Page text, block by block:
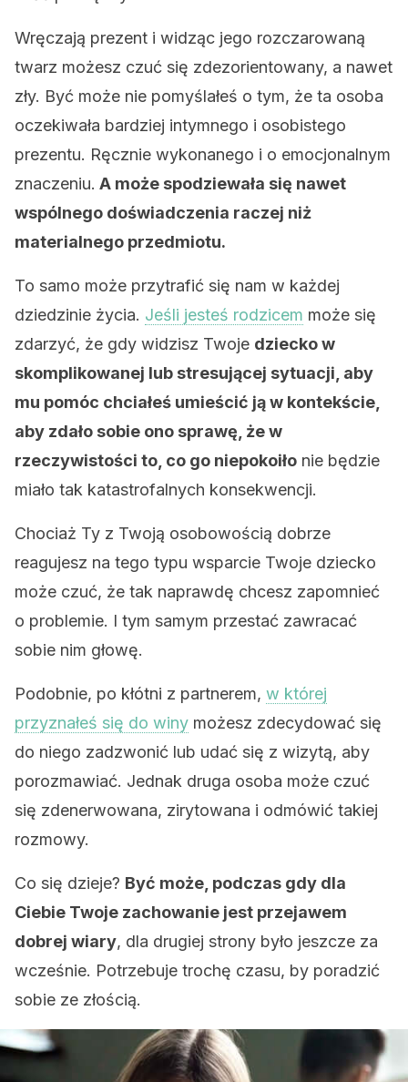
Wręczają prezent i widząc jego rozczarowaną
twarz możesz czuć się zdezorientowany, a nawet
zły. Być może nie pomyślałeś o tym, że ta osoba
oczekiwała bardziej intymnego i osobistego
prezentu. Ręcznie wykonanego i o emocjonalnym
znaczeniu. A może spodziewała się nawet
wspólnego doświadczenia raczej niż
materialnego przedmiotu.
To samo może przytrafić się nam w każdej
dziedzinie życia. Jeśli jesteś rodzicem może się
zdarzyć, że gdy widzisz Twoje dziecko w
skomplikowanej lub stresującej sytuacji, aby
mu pomóc chciałeś umieścić ją w kontekście,
aby zdało sobie ono sprawę, że w
rzeczywistości to, co go niepokoiło nie będzie
miało tak katastrofalnych konsekwencji.
Chociaż Ty z Twoją osobowością dobrze
reagujesz na tego typu wsparcie Twoje dziecko
może czuć, że tak naprawdę chcesz zapomnieć
o problemie. I tym samym przestać zawracać
sobie nim głowę.
Podobnie, po kłótni z partnerem, w której
przyznałeś się do winy możesz zdecydować się
do niego zadzwonić lub udać się z wizytą, aby
porozmawiać. Jednak druga osoba może czuć
się zdenerwowana, zirytowana i odmówić takiej
rozmowy.
Co się dzieje? Być może, podczas gdy dla
Ciebie Twoje zachowanie jest przejawem
dobrej wiary, dla drugiej strony było jeszcze za
wcześnie. Potrzebuje trochę czasu, by poradzić
sobie ze złością.